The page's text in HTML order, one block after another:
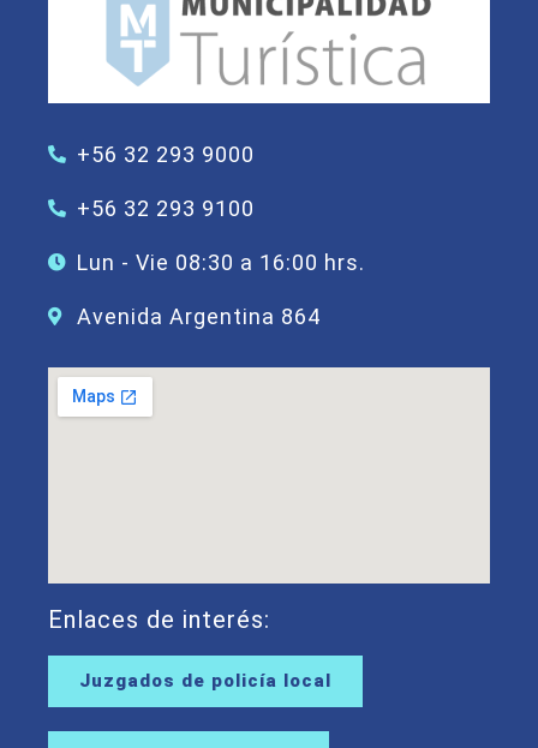
+56 32 293 9000
+56 32 293 9100
Lun - Vie 08:30 a 16:00 hrs.
Avenida Argentina 864
Enlaces de interés:
Juzgados de policía local